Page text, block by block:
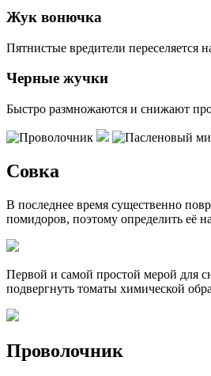
Жук вонючка
Пятнистые вредители переселяется
Черные жучки
Быстро размножаются и снижают
Совка
В последнее время существенно
помидоров, поэтому определить её
Первой и самой простой мерой для
подвергнуть томаты химической
Проволочник